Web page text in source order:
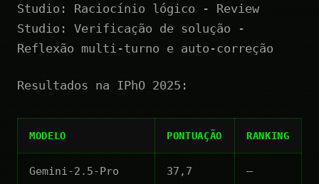
Studio: Raciocínio lógico - Review
Studio: Verificação de solução -
Reflexão multi-turno e auto-correção
Resultados na IPhO 2025:
MODELO PONTUAÇÃO RANKING
Gemini-2.5-Pro 37,7 —